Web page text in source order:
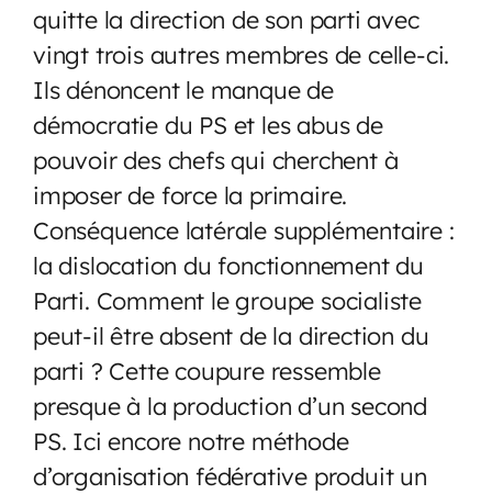
quitte la direction de son parti avec
vingt trois autres membres de celle-ci.
Ils dénoncent le manque de
démocratie du PS et les abus de
pouvoir des chefs qui cherchent à
imposer de force la primaire.
Conséquence latérale supplémentaire :
la dislocation du fonctionnement du
Parti. Comment le groupe socialiste
peut-il être absent de la direction du
parti ? Cette coupure ressemble
presque à la production d’un second
PS. Ici encore notre méthode
d’organisation fédérative produit un